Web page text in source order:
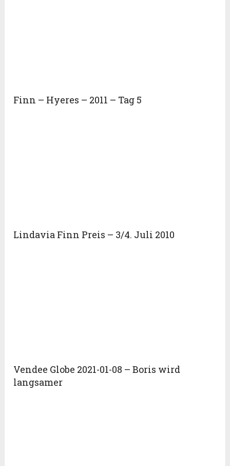
Finn – Hyeres – 2011 – Tag 5
Lindavia Finn Preis – 3/4. Juli 2010
Vendee Globe 2021-01-08 – Boris wird
langsamer